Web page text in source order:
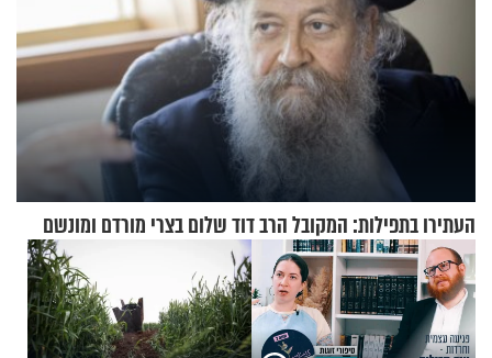
העתירו בתפילות: המקובל הרב דוד שלום בצרי מורדם ומונשם